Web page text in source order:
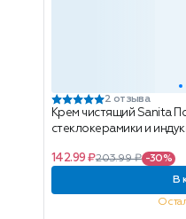
2 отзыва
Крем чистящий Sanita
стеклокерамики и
142.99 ₽203.99 ₽ -30%
В